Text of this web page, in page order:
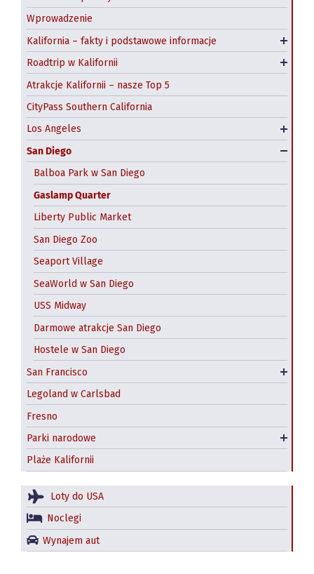
Wprowadzenie
Kalifornia – fakty i podstawowe informacje
Klimat Kalifornii
Roadtrip w Kalifornii
Z San Francisco do Las Vegas
Roadtrip Highway 1 na północ od San Francisco
Emerald Coast roadtrip
Atrakcje Kalifornii – nasze Top 5
CityPass Southern California
Los Angeles
Museum Row i Miracle Mile
Santa Monica
Venice Beach
Universal Studios Hollywood
Najlepsze outlety w Los Angeles
Darmowe atrakcje Los Angeles
San Diego
Balboa Park w San Diego
Gaslamp Quarter
Liberty Public Market
San Diego Zoo
Seaport Village
SeaWorld w San Diego
USS Midway
Darmowe atrakcje San Diego
Hostele w San Diego
San Francisco
CityPass San Francisco
Alcatraz- wyspa-więzienie
Chinatown
Fisherman’s Wharf
Golden Gate
Tramwaje linowe
Exploratorium
California Academy of Sciences
Wycieczki z San Francisco
Transport miejski
Hotele w San Francisco
Hostel
Legoland w Carlsbad
Fresno
Parki narodowe
Park narodowy Yosemite
Redwood National and State Parks
Plaże Kalifornii
Loty do USA
Noclegi
Wynajem aut